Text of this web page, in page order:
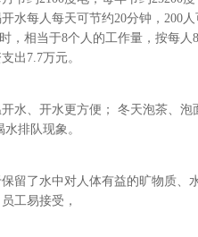
水每人每天可节约20分钟，200人
，相当于8个人的工作量，按每人
出7.7万元。
水、开水更方便； 冬天泡茶、泡
排队现象。
留了水中对人体有益的旷物质、
工易接受，